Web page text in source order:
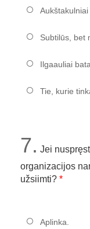
Aukštakulniai
Subtilūs, bet
Ilgaauliai
Tie, kurie
7. Jei
organizacijos
užsiimti?
Aplinka.